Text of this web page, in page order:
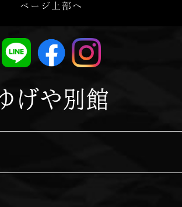
ページ上部へ
げや別館